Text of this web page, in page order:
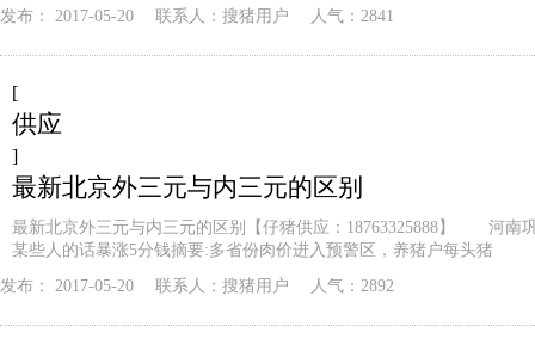
发布： 2017-05-20 联系人： 搜猪用户 人气：2841
[
供应
]
最新北京外三元与内三元的区别
最新北京外三元与内三元的区别【仔猪供应：18763325888】 河南
某些人的话暴涨5分钱摘要:多省份肉价进入预警区，养猪户每头猪
发布： 2017-05-20 联系人： 搜猪用户 人气：2892